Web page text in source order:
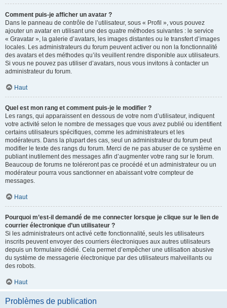
Comment puis-je afficher un avatar ?
Dans le panneau de contrôle de l’utilisateur, sous « Profil », vous pouvez
ajouter un avatar en utilisant une des quatre méthodes suivantes : le service
« Gravatar », la galerie d’avatars, les images distantes ou le transfert d’images
locales. Les administrateurs du forum peuvent activer ou non la fonctionnalité
des avatars et des méthodes qu’ils veuillent rendre disponible aux utilisateurs.
Si vous ne pouvez pas utiliser d’avatars, nous vous invitons à contacter un
administrateur du forum.
Haut
Quel est mon rang et comment puis-je le modifier ?
Les rangs, qui apparaissent en dessous de votre nom d’utilisateur, indiquent
votre activité selon le nombre de messages que vous avez publié ou identifient
certains utilisateurs spécifiques, comme les administrateurs et les
modérateurs. Dans la plupart des cas, seul un administrateur du forum peut
modifier le texte des rangs du forum. Merci de ne pas abuser de ce système en
publiant inutilement des messages afin d’augmenter votre rang sur le forum.
Beaucoup de forums ne toléreront pas ce procédé et un administrateur ou un
modérateur pourra vous sanctionner en abaissant votre compteur de
messages.
Haut
Pourquoi m’est-il demandé de me connecter lorsque je clique sur le lien de
courrier électronique d’un utilisateur ?
Si les administrateurs ont activé cette fonctionnalité, seuls les utilisateurs
inscrits peuvent envoyer des courriers électroniques aux autres utilisateurs
depuis un formulaire dédié. Cela permet d’empêcher une utilisation abusive
du système de messagerie électronique par des utilisateurs malveillants ou
des robots.
Haut
Problèmes de publication